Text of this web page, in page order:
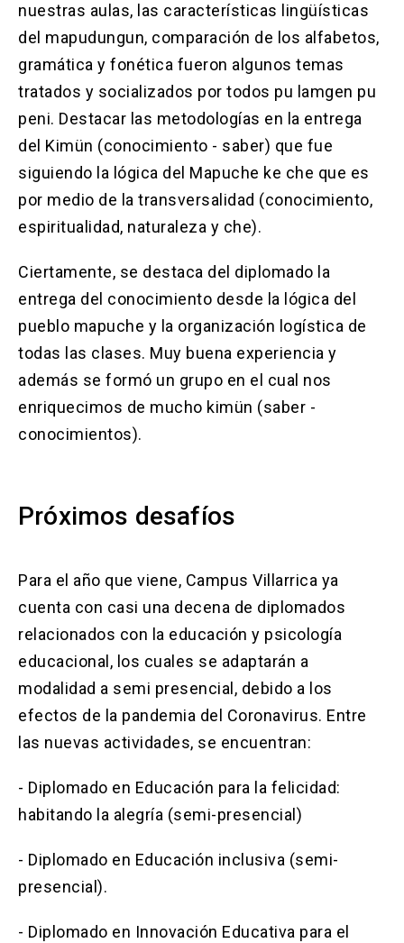
nuestras aulas, las características lingüísticas
del mapudungun, comparación de los alfabetos,
gramática y fonética fueron algunos temas
tratados y socializados por todos pu lamgen pu
peni. Destacar las metodologías en la entrega
del Kimün (conocimiento - saber) que fue
siguiendo la lógica del Mapuche ke che que es
por medio de la transversalidad (conocimiento,
espiritualidad, naturaleza y che).
Ciertamente, se destaca del diplomado la
entrega del conocimiento desde la lógica del
pueblo mapuche y la organización logística de
todas las clases. Muy buena experiencia y
además se formó un grupo en el cual nos
enriquecimos de mucho kimün (saber -
conocimientos).
Próximos desafíos
Para el año que viene, Campus Villarrica ya
cuenta con casi una decena de diplomados
relacionados con la educación y psicología
educacional, los cuales se adaptarán a
modalidad a semi presencial, debido a los
efectos de la pandemia del Coronavirus. Entre
las nuevas actividades, se encuentran:
- Diplomado en Educación para la felicidad:
habitando la alegría (semi-presencial)
- Diplomado en Educación inclusiva (semi-
presencial).
- Diplomado en Innovación Educativa para el